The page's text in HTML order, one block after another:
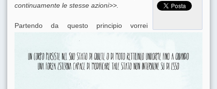
continuamente le stesse azioni>>.
Partendo da questo principio vorrei